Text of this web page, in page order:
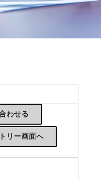
わせる
リー画面へ